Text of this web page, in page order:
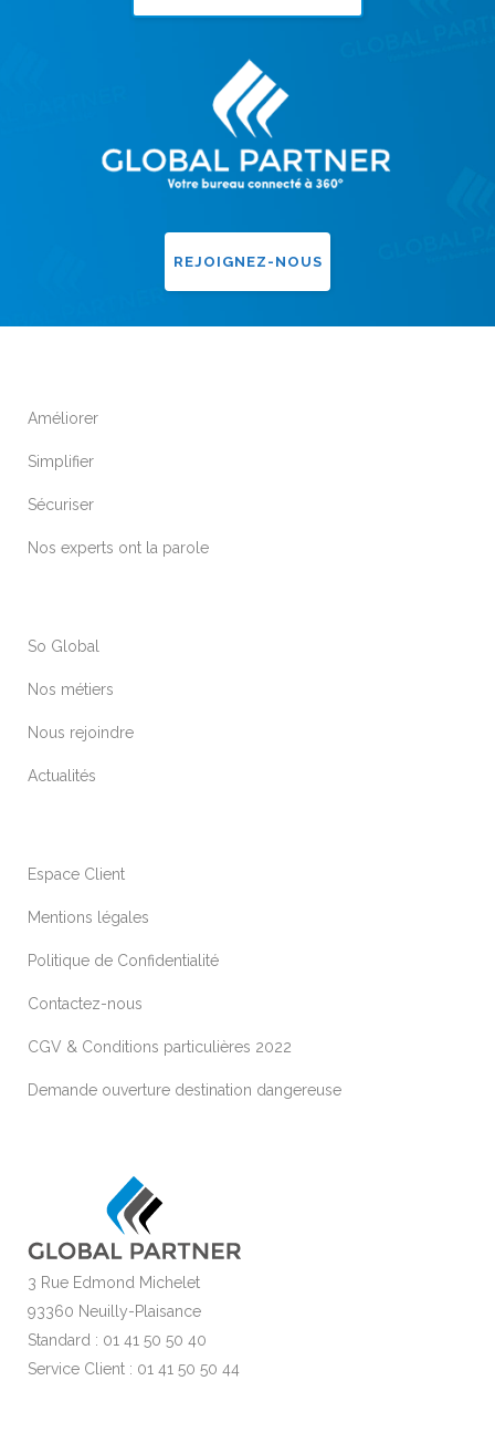
REJOIGNEZ-NOUS
Améliorer
Simplifier
Sécuriser
Nos experts ont la parole
So Global
Nos métiers
Nous rejoindre
Actualités
Espace Client
Mentions légales
Politique de Confidentialité
Contactez-nous
CGV & Conditions particulières 2022
Demande ouverture destination dangereuse
3 Rue Edmond Michelet
93360 Neuilly-Plaisance
Standard : 01 41 50 50 40
Service Client : 01 41 50 50 44